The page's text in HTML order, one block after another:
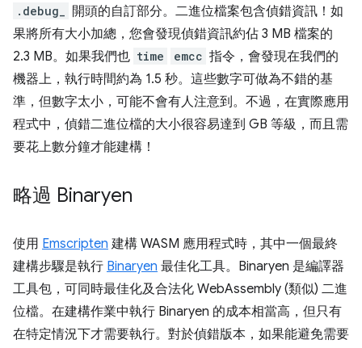
.debug_
開頭的自訂部分。二進位檔案包含偵錯資訊！如
果將所有大小加總，您會發現偵錯資訊約佔 3 MB 檔案的
2.3 MB。如果我們也 time emcc 指令，會發現在我們的
機器上，執行時間約為 1.5 秒。這些數字可做為不錯的基
準，但數字太小，可能不會有人注意到。不過，在實際應用
程式中，偵錯二進位檔的大小很容易達到 GB 等級，而且需
要花上數分鐘才能建構！
略過 Binaryen
使用 Emscripten 建構 WASM 應用程式時，其中一個最終
建構步驟是執行 Binaryen 最佳化工具。Binaryen 是編譯器
工具包，可同時最佳化及合法化 WebAssembly (類似) 二進
位檔。在建構作業中執行 Binaryen 的成本相當高，但只有
在特定情況下才需要執行。對於偵錯版本，如果能避免需要